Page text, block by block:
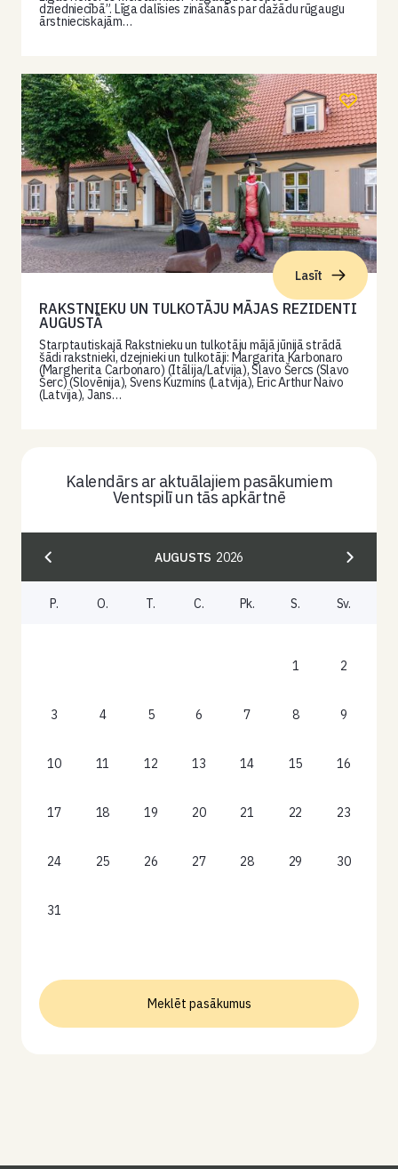
dziedniecībā”. Līga dalīsies zināšanās par dažādu rūgaugu
ārstnieciskajām…
Lasīt
RAKSTNIEKU UN TULKOTĀJU MĀJAS REZIDENTI
AUGUSTĀ
Starptautiskajā Rakstnieku un tulkotāju mājā jūnijā strādā
šādi rakstnieki, dzejnieki un tulkotāji: Margarita Karbonaro
(Margherita Carbonaro) (Itālija/Latvija), Slavo Šercs (Slavo
Šerc) (Slovēnija), Svens Kuzmins (Latvija), Eric Arthur Naivo
(Latvija), Jans…
Kalendārs ar aktuālajiem pasākumiem
Ventspilī un tās apkārtnē
AUGUSTS 2026
P. O. T. C. Pk. S. Sv.
1 2
3 4 5 6 7 8 9
10 11 12 13 14 15 16
17 18 19 20 21 22 23
24 25 26 27 28 29 30
31
Meklēt pasākumus